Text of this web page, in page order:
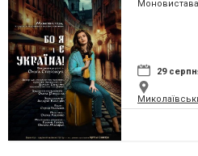
Моновистава
29